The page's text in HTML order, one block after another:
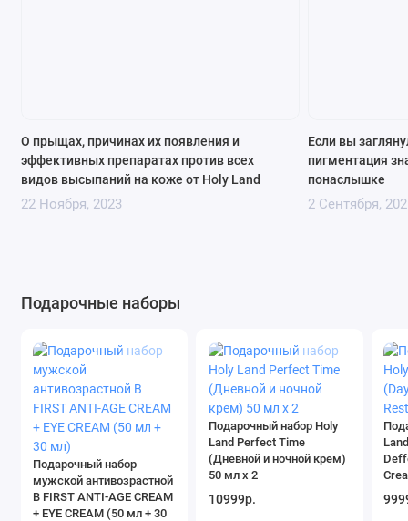
О прыщах, причинах их появления и
эффективных препаратах против всех
видов высыпаний на коже от Holy Land
22 Ноября, 2023
Если вы
пигментация
понаслышке
2 Сентября,
Подарочные наборы
Подарочный набор
мужской антивозрастной
B FIRST ANTI-AGE CREAM
+ EYE CREAM (50 мл + 30
Подарочный набор Holy
Land Perfect Time
(Дневной и ночной крем)
50 мл х 2
10999р.